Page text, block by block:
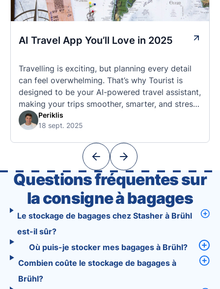
AI Travel App You’ll Love in 2025
Travelling is exciting, but planning every detail
can feel overwhelming. That’s why Tourist is
designed to be your AI-powered travel assistant,
making your trips smoother, smarter, and stress-
free. 🧭 What Makes the Tourist App Unique?
Unlike standard travel apps, Tourist combines
With Tourist, your trip planning becomes as
Periklis
18 sept. 2025
Questions fréquentes sur
la consigne à bagages
Le stockage de bagages chez Stasher à Brühl
est-il sûr?
Où puis-je stocker mes bagages à Brühl?
Combien coûte le stockage de bagages à
Brühl?